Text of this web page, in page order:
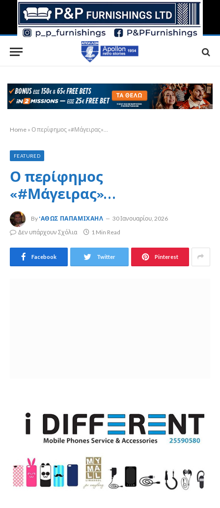
Home » Ο περίφημος «#Μάγειρας»…
FEATURED
Ο περίφημος
«#Μάγειρας»…
By 'ΑΘΩΣ ΠΑΠΑΜΙΧΑΉΛ
30 Ιανουαρίου, 2026
Δεν υπάρχουν Σχόλια
1 Min Read
Facebook Twitter Pinterest